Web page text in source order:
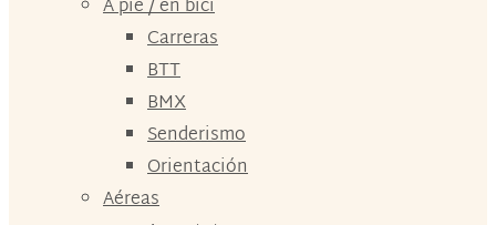
A pie / en bici
Carreras
BTT
BMX
Senderismo
Orientación
Aéreas